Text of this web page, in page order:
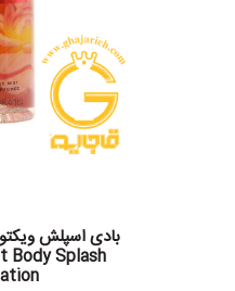
بادی اسپلش
Body Splash